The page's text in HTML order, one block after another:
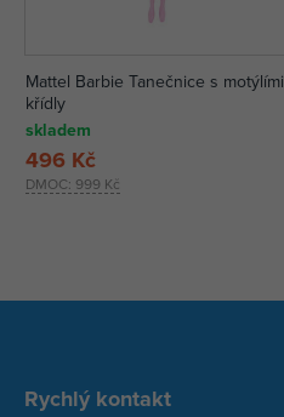
Mattel Barbie Tanečnice s motýlími
křídly
skladem
DMOC: 999 Kč
496 Kč
Rychlý kontakt